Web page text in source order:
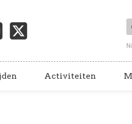
Activiteiten